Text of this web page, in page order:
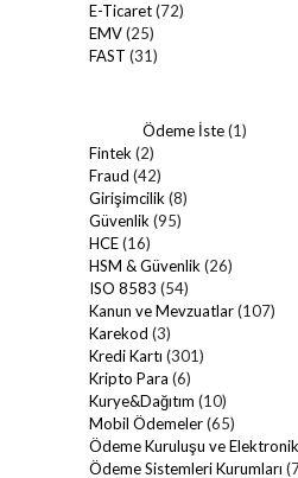
E-Ticaret(72)
EMV(25)
FAST (31)
Ödeme İste(1)
Fintek(2)
Fraud (42)
Girişimcilik(8)
Güvenlik(95)
HCE(16)
HSM & Güvenlik(26)
ISO 8583 (54)
Kanun ve Mevzuatlar(107)
Karekod (3)
Kredi Kartı (301)
Kripto Para (6)
Kurye&Dağıtım (10)
Mobil Ödemeler(65)
Ödeme Kuruluşu ve
Ödeme Sistemleri Kurumları